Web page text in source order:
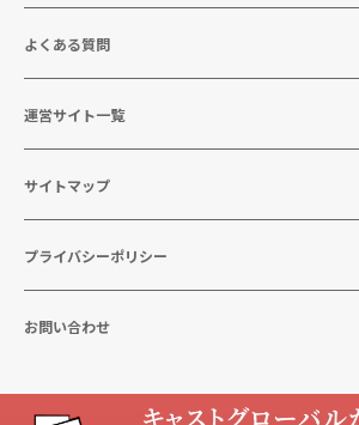
よくある質問
運営サイト一覧
サイトマップ
プライバシーポリシー
お問い合わせ